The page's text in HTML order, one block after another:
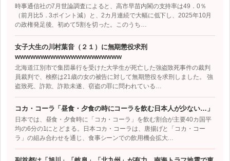
時事通信社の7月世論調査によると、高市早苗内閣の支持率は49．0％
（前月比5．3ポイント減）と、2カ月連続で大幅に低下し、2025年10月
の政権発足後、初めて5割を切った。このうち…
女子大生の川村葉音（２１）に無期懲役求刑
wwwwwwwwwwwwwwwwwwwww
北海道江別市で集団暴行を受けた大学生が死亡した強盗致死事件の裁判
員裁判で、検察は21歳の女の被告に対して無期懲役を求刑しました。 強
盗致死、詐欺、詐欺未遂、窃盗の罪に問われている…
コカ・コーラ「昼食・夕食の時にコーラを飲む日本人が少ない…」
日本では、昼食・夕食時に「コカ・コーラ」を飲む割合が主要40カ国平
均の6分の1にとどまる。日本コカ・コーラは、唐揚げと「コカ・コー
ラ」の組み合わせを通じ、食事シーンでの飲用機会拡大…